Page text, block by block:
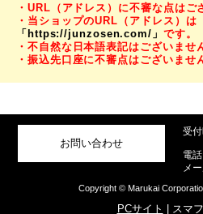
・URL（アドレス）に不審な点はご
・当ショップのURL（アドレス）は
「https://junzosen.com/」 です。
・不自然な日本語表記はございませ
・振込先口座に不審点はございませ
お問い合わせ
受
電話
メ
Copyright © Marukai
PCサイト | スマ